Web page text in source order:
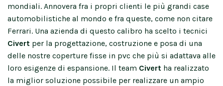
mondiali. Annovera fra i propri clienti le più grandi case
automobilistiche al mondo e fra queste, come non citare
Ferrari. Una azienda di questo calibro ha scelto i tecnici
Civert per la progettazione, costruzione e posa di una
delle nostre coperture fisse in pvc che più si adattava alle
loro esigenze di espansione. Il team Civert ha realizzato
la miglior soluzione possibile per realizzare un ampio